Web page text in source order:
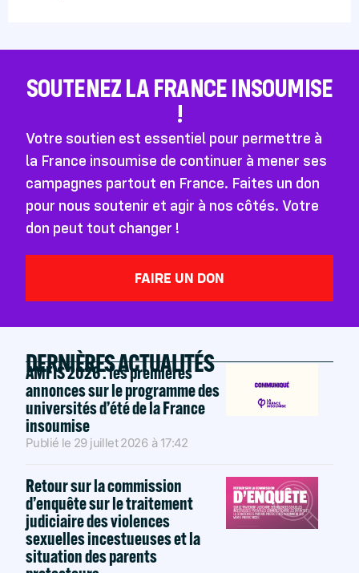
SOUTENEZ LA FRANCE INSOUMISE
!
Votre soutien est essentiel pour permettre à
la France insoumise de continuer à mener ses
campagnes partout en France. Faites un don
pour nous soutenir et agir à nos côtés. Votre
don peut tout changer !
FAIRE UN DON
DERNIÈRES ACTUALITÉS
AMFIS 2026 : les premières
annonces sur le programme des
universités d’été de la France
insoumise
Publié le 29 juillet 2026 à 17:42
Retour sur la commission
d’enquête sur le traitement
judiciaire des violences
sexuelles incestueuses et la
situation des parents